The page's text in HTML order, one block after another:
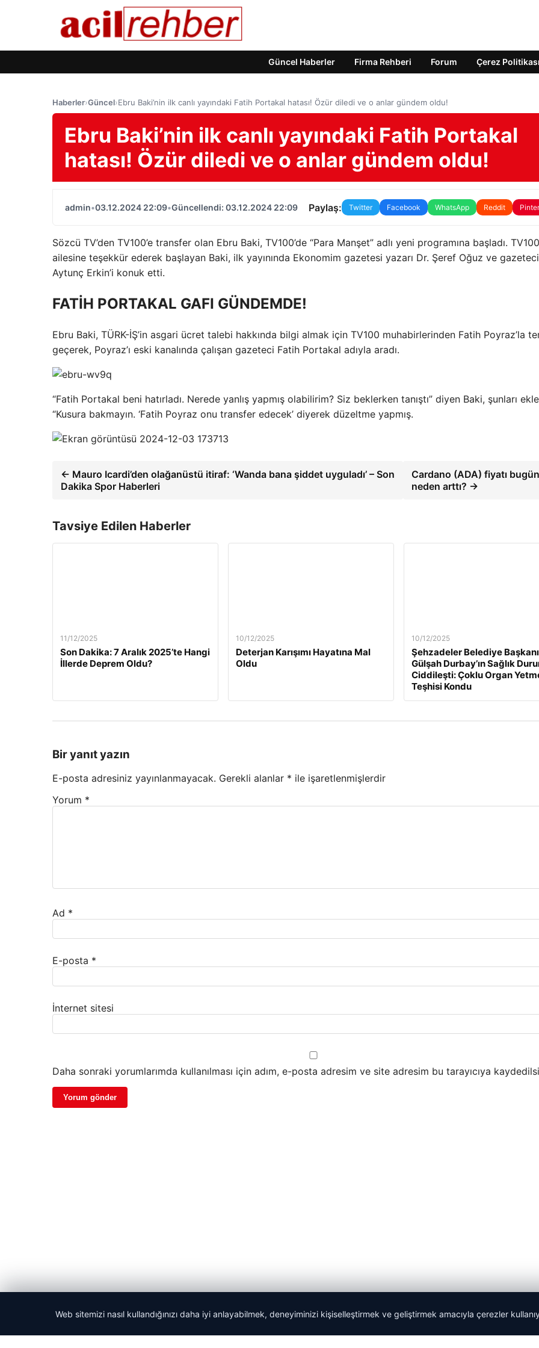
Güncel Haberler Firma Rehberi Forum Çerez Politikası
Haberler›Güncel›Ebru Baki’nin ilk canlı yayındaki Fatih Portakal hatası! Özür diledi ve o anlar gündem oldu!
Ebru Baki’nin ilk canlı yayındaki Fatih Portakal
hatası! Özür diledi ve o anlar gündem oldu!
admin•03.12.2024 22:09•Güncellendi: 03.12.2024 22:09 Paylaş: Twitter Facebook WhatsApp Reddit
Sözcü TV’den TV100’e transfer olan Ebru Baki, TV100’de “Para Manşet” adlı yeni programına başladı. TV100
ailesine teşekkür ederek başlayan Baki, ilk yayınında Ekonomim gazetesi yazarı Dr. Şeref Oğuz ve gazeteci
Aytunç Erkin’i konuk etti.
FATİH PORTAKAL GAFI GÜNDEMDE!
Ebru Baki, TÜRK-İŞ’in asgari ücret talebi hakkında bilgi almak için TV100 muhabirlerinden Fatih Poyraz’la
geçerek, Poyraz’ı eski kanalında çalışan gazeteci Fatih Portakal adıyla aradı.
“Fatih Portakal beni hatırladı. Nerede yanlış yapmış olabilirim? Siz beklerken tanıştı” diyen Baki, şunları
“Kusura bakmayın. ‘Fatih Poyraz onu transfer edecek’ diyerek düzeltme yapmış.
← Mauro Icardi’den olağanüstü itiraf: ‘Wanda bana şiddet uyguladı’ – Son
Dakika Spor Haberleri
Cardano (ADA) fiyatı bugün
neden arttı? →
Tavsiye Edilen Haberler
11/12/2025
Son Dakika: 7 Aralık 2025’te Hangi
İllerde Deprem Oldu?
10/12/2025
Deterjan Karışımı Hayatına Mal
Oldu
10/12/2025
Şehzadeler Belediye Başkanı
Gülşah Durbay’ın Sağlık
Ciddileşti: Çoklu Organ
Teşhisi Kondu
Bir yanıt yazın
E-posta adresiniz yayınlanmayacak. Gerekli alanlar * ile işaretlenmişlerdir
Yorum *
Ad *
E-posta *
İnternet sitesi
Daha sonraki yorumlarımda kullanılması için adım, e-posta adresim ve site adresim bu tarayıcıya
© 2026 Acil Rehber | Gündem Haberleri
Web sitemizi nasıl kullandığınızı daha iyi anlayabilmek, deneyiminizi kişiselleştirmek ve geliştirmek amacıyla çerezler